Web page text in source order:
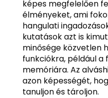
képes megfelelően
élményeket, ami
hangulati
kutatások azt is
minősége közvetlen
funkciókra, például a
memóriára. Az
azon képességét,
tanuljon és tároljon.